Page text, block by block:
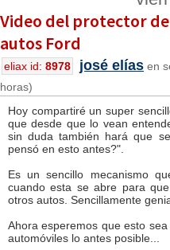
Video del protector
autos Ford
eliax id: 8978 josé elías en
horas)
Hoy compartiré un super
que desde que lo vean
sin duda también hará que
pensó en esto antes?".
Es un sencillo mecanismo
cuando esta se abre para
otros autos. Sencillamente
Ahora esperemos que esto
automóviles lo antes posible...